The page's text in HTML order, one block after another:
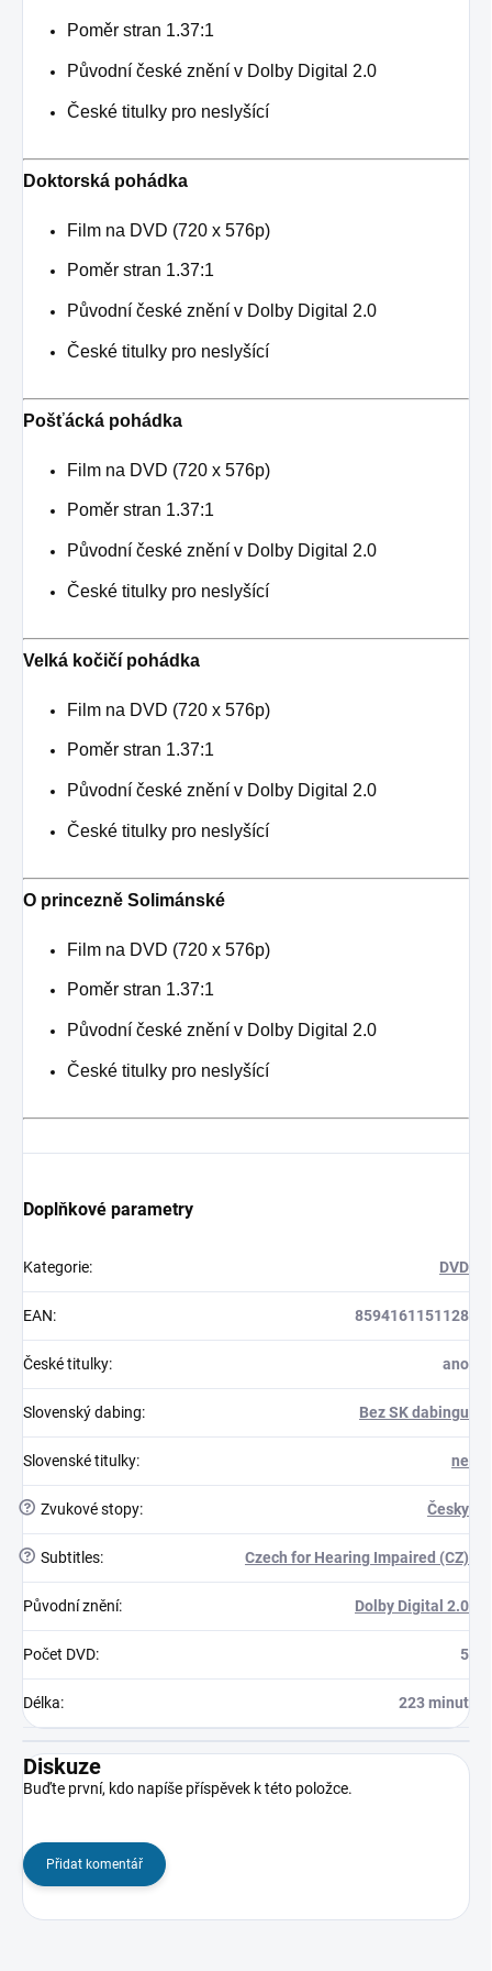
Poměr stran 1.37:1
Původní české znění v Dolby Digital 2.0
České titulky pro neslyšící
Doktorská pohádka
Film na DVD (720 x 576p)
Poměr stran 1.37:1
Původní české znění v Dolby Digital 2.0
České titulky pro neslyšící
Pošťácká pohádka
Film na DVD (720 x 576p)
Poměr stran 1.37:1
Původní české znění v Dolby Digital 2.0
České titulky pro neslyšící
Velká kočičí pohádka
Film na DVD (720 x 576p)
Poměr stran 1.37:1
Původní české znění v Dolby Digital 2.0
České titulky pro neslyšící
O princezně Solimánské
Film na DVD (720 x 576p)
Poměr stran 1.37:1
Původní české znění v Dolby Digital 2.0
České titulky pro neslyšící
Doplňkové parametry
Kategorie: DVD
EAN: 8594161151128
České titulky: ano
Slovenský dabing: Bez SK dabingu
Slovenské titulky: ne
? Zvukové stopy: Česky
? Subtitles: Czech for Hearing Impaired (CZ)
Původní znění: Dolby Digital 2.0
Počet DVD: 5
Délka: 223 minut
Diskuze
Buďte první, kdo napíše příspěvek k této položce.
Přidat komentář